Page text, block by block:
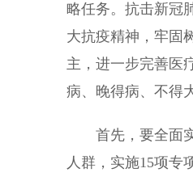
略任务。抗击新冠
大抗疫精神，牢固
主，进一步完善医
病、晚得病、不得
首先，要全面实
人群，实施15项专